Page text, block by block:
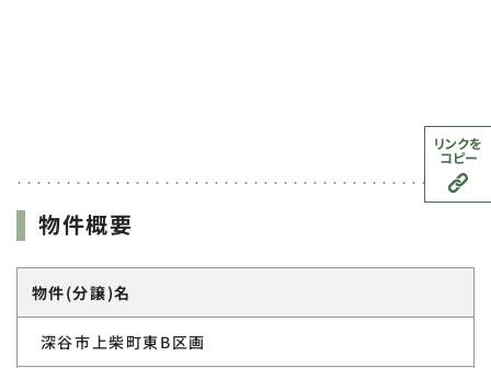
物件概要
物件(分譲)名
深谷市上柴町東B区画
リンクを
コピー